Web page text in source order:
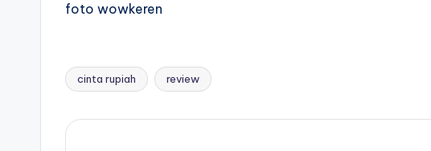
foto wowkeren
Tags:
cinta rupiah review